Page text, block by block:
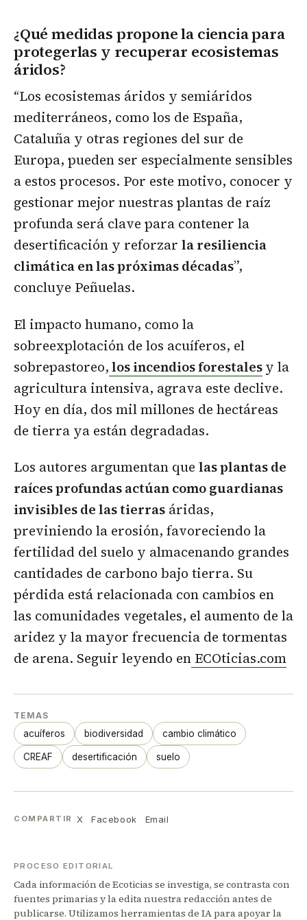
¿Qué medidas propone la ciencia para
protegerlas y recuperar ecosistemas
áridos?
“Los ecosistemas áridos y semiáridos
mediterráneos, como los de España,
Cataluña y otras regiones del sur de
Europa, pueden ser especialmente sensibles
a estos procesos. Por este motivo, conocer y
gestionar mejor nuestras plantas de raíz
profunda será clave para contener la
desertificación y reforzar la resiliencia
climática en las próximas décadas”,
concluye Peñuelas.
El impacto humano, como la
sobreexplotación de los acuíferos, el
sobrepastoreo,los incendios forestalesy la
agricultura intensiva, agrava este declive.
Hoy en día, dos mil millones de hectáreas
de tierra ya están degradadas.
Los autores argumentan que las plantas de
raíces profundas actúan como guardianas
invisibles de las tierras áridas,
previniendo la erosión, favoreciendo la
fertilidad del suelo y almacenando grandes
cantidades de carbono bajo tierra. Su
pérdida está relacionada con cambios en
las comunidades vegetales, el aumento de la
aridez y la mayor frecuencia de tormentas
de arena. Seguir leyendo en ECOticias.com
TEMAS
acuíferos biodiversidad cambio climático
CREAF desertificación suelo
COMPARTIR X Facebook Email
PROCESO EDITORIAL
Cada información de Ecoticias se investiga, se contrasta con
fuentes primarias y la edita nuestra redacción antes de
publicarse. Utilizamos herramientas de IA para apoyar la